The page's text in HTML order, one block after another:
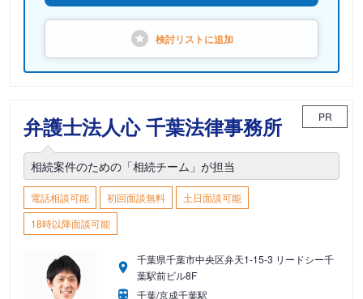
検討リストに追加
弁護士法人心 千葉法律事務所 PR
相続案件のための「相続チーム」が担当
電話相談可能 初回面談無料
土日面談可能
18時以降面談可能
千葉県千葉市中央区弁天1-15-3 リードシー千
葉駅前ビル8F
千葉/京成千葉駅